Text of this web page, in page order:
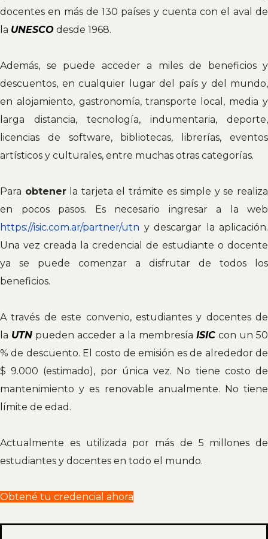
docentes en más de 130 países y cuenta con el aval de
la UNESCO desde 1968.
Además, se puede acceder a miles de beneficios y
descuentos, en cualquier lugar del país y del mundo,
en alojamiento, gastronomía, transporte local, media y
larga distancia, tecnología, indumentaria, deporte,
licencias de software, bibliotecas, librerías, eventos
artísticos y culturales, entre muchas otras categorías.
Para obtenerla tarjeta el trámite es simple y se realiza
en pocos pasos. Es necesario ingresar a la web
https://isic.com.ar/partner/utn y descargar la aplicación.
Una vez creada la credencial de estudiante o docente
ya se puede comenzar a disfrutar de todos los
beneficios.
A través de este convenio, estudiantes y docentes de
la UTN pueden acceder a la membresía ISIC con un 50
% de descuento. El costo de emisión es de alrededor de
$ 9.000 (estimado), por única vez. No tiene costo de
mantenimiento y es renovable anualmente. No tiene
límite de edad.
Actualmente es utilizada por más de 5 millones de
estudiantes y docentes en todo el mundo.
Obtené tu credencial ahora